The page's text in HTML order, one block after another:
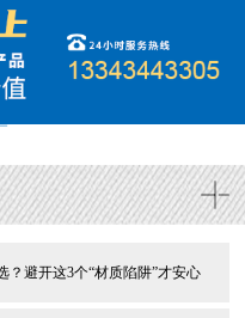
？避开这3个“材质陷阱”才安心